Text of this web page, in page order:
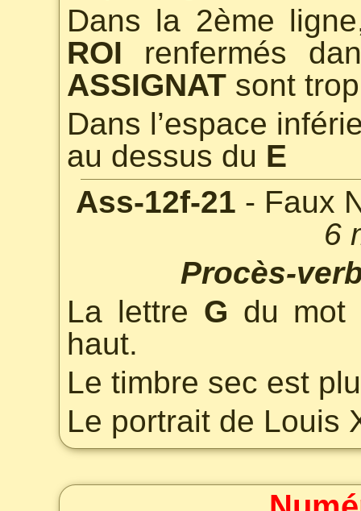
Dans la 2ème
ROI renfermés
ASSIGNAT sont
Dans l’espace
au dessus du E
Ass-12f-21 - Faux
6
Procès-
La lettre G du mot
haut.
Le timbre sec est
Le portrait de Louis